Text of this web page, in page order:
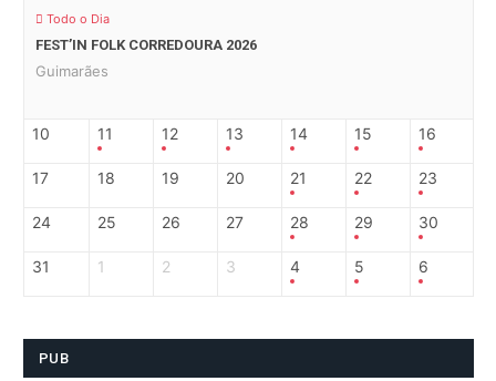
Todo o Dia
FEST’IN FOLK CORREDOURA 2026
Guimarães
10 11 12 13 14 15 16
17 18 19 20 21 22 23
24 25 26 27 28 29 30
31 1 2 3 4 5 6
PUB